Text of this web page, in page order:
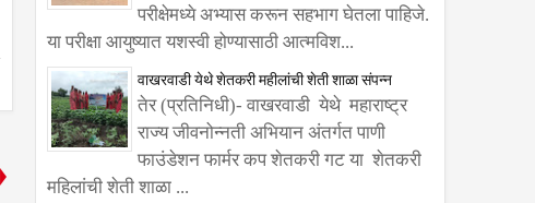
परीक्षेमध्ये अभ्यास करून सहभाग घेतला पाहिजे.
या परीक्षा आयुष्यात यशस्वी होण्यासाठी आत्मविश...
वाखरवाडी येथे शेतकरी महीलांची शेती शाळा संपन्न
तेर (प्रतिनिधी)- वाखरवाडी येथे महाराष्ट्र
राज्य जीवनोन्नती अभियान अंतर्गत पाणी
फाउंडेशन फार्मर कप शेतकरी गट या शेतकरी
महिलांची शेती शाळा ...